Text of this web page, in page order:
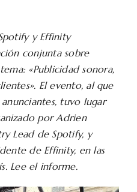
y Effinity
conjunta sobre
«Publicidad sonora,
El evento, al que
tuvo lugar
por Adrien
Lead de Spotify, y
de Effinity, en las
Lee el informe.